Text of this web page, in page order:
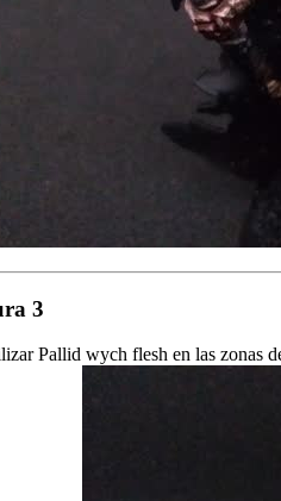
3
Pallid wych flesh en las zonas